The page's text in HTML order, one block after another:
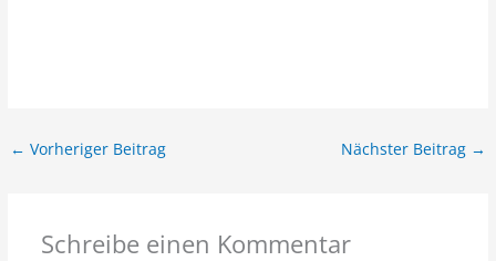
← Vorheriger Beitrag Nächster Beitrag →
Schreibe einen Kommentar